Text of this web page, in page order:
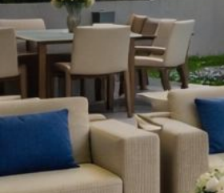
ДЛЯ ПРОДАВЦОВ
ИНВЕСТОРЫ
ДЛЯ РАЗРАБОТЧИКОВ